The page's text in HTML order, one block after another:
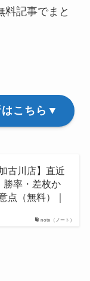
料記事でまと
はこちら▼
note（ノート）
古川店】直近
勝率・差枚か
点（無料）｜